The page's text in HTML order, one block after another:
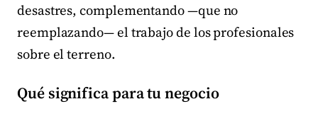
desastres, complementando —que no
reemplazando— el trabajo de los profesionales
sobre el terreno.
Qué significa para tu negocio